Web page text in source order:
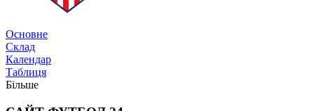
Трансфери
Основне
Склад
Календар
Таблиця
Більше